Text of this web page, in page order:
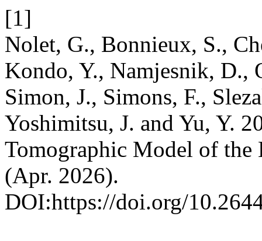
[1]
Nolet, G., Bonnieux, S.,
Kondo, Y., Namjesnik, D.,
Simon, J., Simons, F.,
Yoshimitsu, J. and Yu, Y.
Tomographic Model of the
(Apr. 2026).
DOI:https://doi.org/